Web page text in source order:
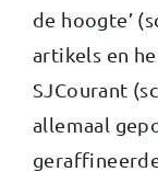
de hoogte’
artikels en
SJCourant
allemaal